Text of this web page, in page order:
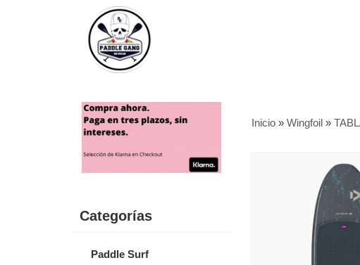
Categorías
Paddle Surf
Inicio» Wingfoil»